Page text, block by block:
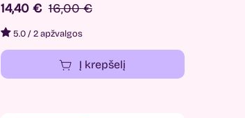
14,40 € 16,00 €
5.0/2 apžvalgos
Į krepšelį